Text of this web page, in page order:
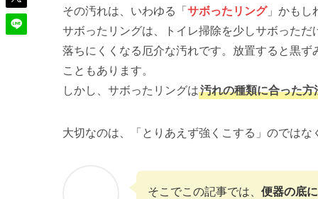
その汚れは、いわゆる「サボったリング」かもし
サボったリングは、トイレ掃除を少しサボった
落ちにくくなる厄介な汚れです。放置すると黒
こともあります。
しかし、サボったリングは汚れの種類に合った
大切なのは、「とりあえず強くこする」のではな
そこでこの記事では、 便器の底